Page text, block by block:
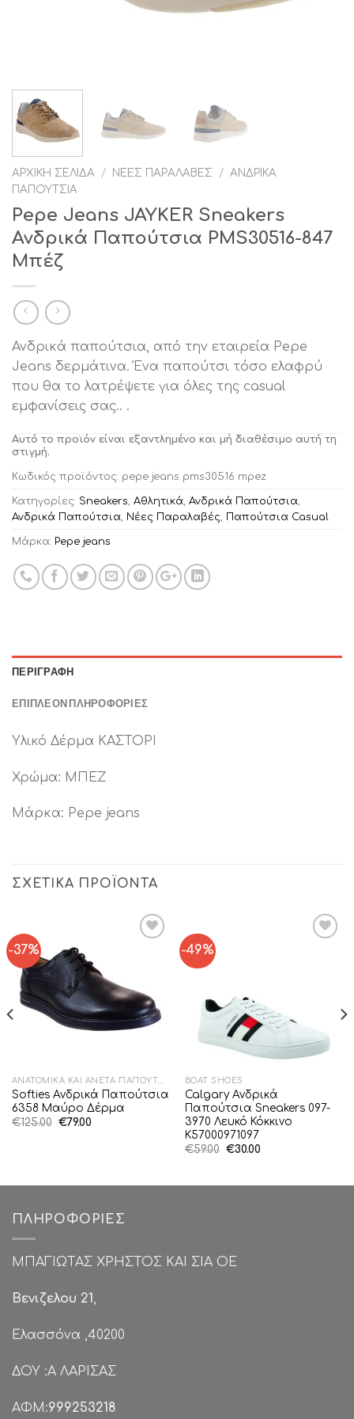
ΑΡΧΙΚΉ ΣΕΛΊΔΑ / ΝΈΕΣ ΠΑΡΑΛΑΒΈΣ / ΑΝΔΡΙΚΆ
ΠΑΠΟΎΤΣΙΑ
Pepe Jeans JAYKER Sneakers
Ανδρικά Παπούτσια PMS30516-847
Μπέζ
Ανδρικά παπούτσια, από την εταιρεία Pepe
Jeans δερμάτινα. Ένα παπούτσι τόσο ελαφρύ
που θα το λατρέψετε για όλες της casual
εμφανίσεις σας.. .
Αυτό το προϊόν είναι εξαντλημένο και μή διαθέσιμο αυτή τη
στιγμή.
Κωδικός προϊόντος: pepe jeans pms30516 mpez
Κατηγορίες: Sneakers, Αθλητικά, Ανδρικά Παπούτσια,
Ανδρικά Παπούτσια, Νέες Παραλαβές, Παπούτσια Casual
Μάρκα: Pepe jeans
ΠΕΡΙΓΡΑΦΉ
ΕΠΙΠΛΈΟΝ ΠΛΗΡΟΦΟΡΊΕΣ
Υλικό Δέρμα ΚΑΣΤΟΡΙ
Χρώμα: ΜΠΕΖ
Μάρκα: Pepe jeans
ΣΧΕΤΙΚΆ ΠΡΟΪΌΝΤΑ
-37%
ΑΝΑΤΟΜΙΚΆ ΚΑΙ ΆΝΕΤΑ ΠΑΠΟΎΤΣΙΑ
Softies Ανδρικά Παπούτσια
6358 Μαύρο Δέρμα
€125.00 Original
€79.00Η
-49%
BOAT SHOES
Calgary Ανδρικά
Παπούτσια Sneakers 097-
3970 Λευκό Κόκκινο
K57000971097
€59.00 Original
€30.00Η
ΠΛΗΡΟΦΟΡΊΕΣ
ΜΠΑΓΙΩΤΑΣ ΧΡΗΣΤΟΣ ΚΑΙ ΣΙΑ ΟΕ
Βενιζελου 21,
Ελασσόνα ,40200
ΔΟΥ :Α ΛΑΡΙΣΑΣ
ΑΦΜ:999253218